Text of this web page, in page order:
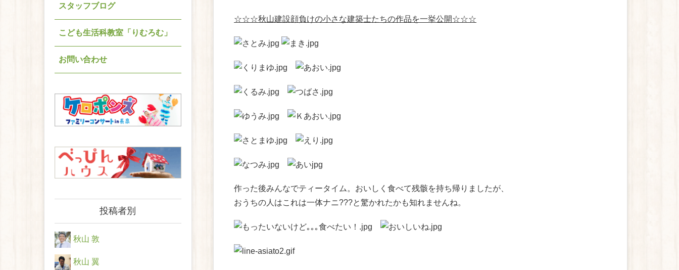
☆☆☆秋山建設顔負けの小さな建築士たちの作品を一挙公開☆☆☆
作った後みんなでティータイム。おいしく食べて残骸を持ち帰りましたが、
おうちの人はこれは一体ナニ???と驚かれたかも知れませんね。
スタッフブログ
こども生活科教室「りむろむ」
お問い合わせ
投稿者別
秋山 敦
秋山 翼